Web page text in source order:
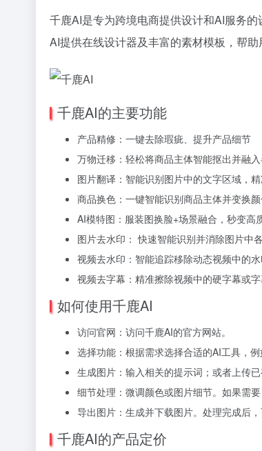
千鹿AI是专为跨境电商提供设计和AI服务
AI提供在线设计器及丰富的素材模板，帮
千鹿AI的主要功能
产品精修：一键去除瑕疵、提升产品细节
万物迁移：轻松将商品主体智能抠出并融
图片翻译：智能识别图片中的文字区域，
商品换色：一键智能识别商品主体并变换
AI模特图：服装图换脸+场景融合，秒变高
图片去水印： 快速智能识别并消除图片中
视频去水印：智能追踪移除动态视频中的
视频去字幕：精准擦除视频中的硬字幕或
如何使用千鹿AI
访问官网：访问千鹿AI的官方网站。
选择功能：根据需求选择合适的AI工具，
生成图片：输入相关的提示词；或者上传已
细节处理：微调颜色或图片细节。如果需
导出图片：生成并下载图片。处理完成后
千鹿AI的产品定价